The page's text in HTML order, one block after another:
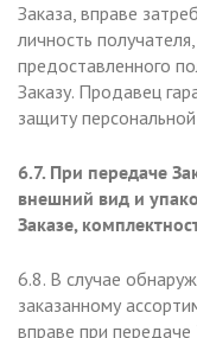
Заказа, вправе
личность
предоставленного
Заказу. Продавец
защиту
6.7. При передаче
внешний вид и
Заказе,
6.8. В случае
заказанному
вправе при передаче